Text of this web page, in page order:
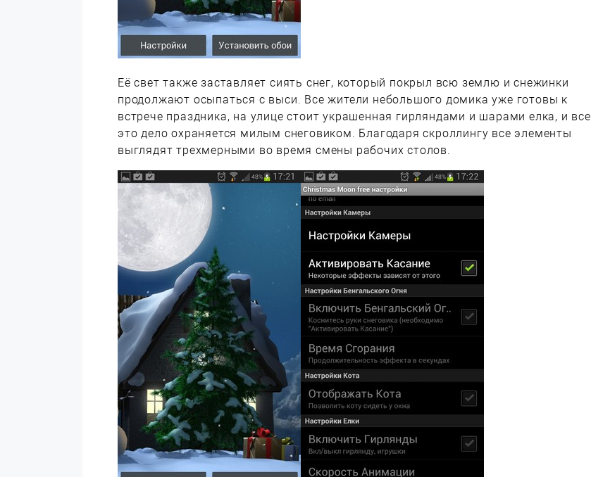
Её свет также заставляет сиять снег, который покрыл всю землю и снежинки
продолжают осыпаться с выси. Все жители небольшого домика уже готовы к
встрече праздника, на улице стоит украшенная гирляндами и шарами елка, и все
это дело охраняется милым снеговиком. Благодаря скроллингу все элементы
выглядят трехмерными во время смены рабочих столов.